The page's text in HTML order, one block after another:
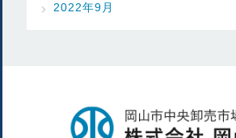
2022年9月